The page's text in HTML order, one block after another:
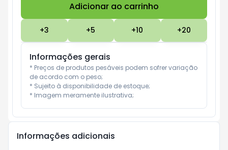
Adicionar ao carrinho
+3 +5 +10 +20
Informações gerais
* Preços de produtos pesáveis podem sofrer variação
de acordo com o peso;
* Sujeito à disponibilidade de estoque;
* Imagem meramente ilustrativa;
Informações adicionais